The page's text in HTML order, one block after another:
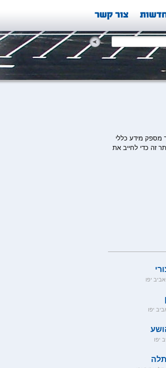
מספק מידע כללי
זה כדי לחייב את